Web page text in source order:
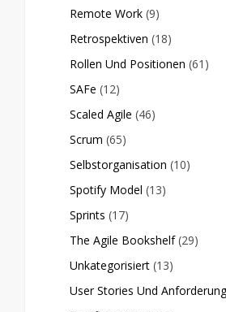
Remote Work (9)
Retrospektiven (18)
Rollen Und Positionen (61)
SAFe (12)
Scaled Agile (46)
Scrum (65)
Selbstorganisation (10)
Spotify Model (13)
Sprints (17)
The Agile Bookshelf (29)
Unkategorisiert (13)
User Stories Und